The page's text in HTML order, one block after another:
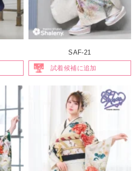
SAF-21
試着候補に追加